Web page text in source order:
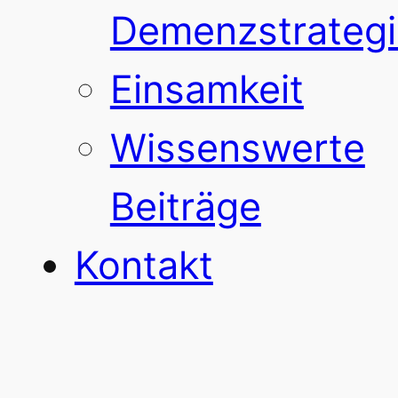
Einsamkeit
Wissenswerte
Beiträge
Kontakt